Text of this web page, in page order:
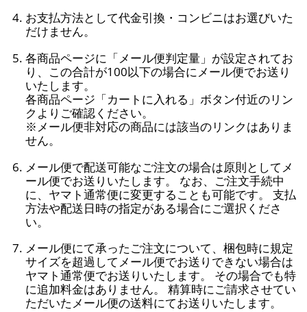
お支払方法として代金引換・コンビニはお選びいた
だけません。
各商品ページに「メール便判定量」が設定されてお
り、この合計が100以下の場合にメール便でお送り
いたします。
各商品ページ「カートに入れる」ボタン付近のリン
クよりご確認ください。
※メール便非対応の商品には該当のリンクはありま
せん。
メール便で配送可能なご注文の場合は原則としてメ
ール便でお送りいたします。 なお、ご注文手続中
に、ヤマト通常便に変更することも可能です。 支払
方法や配送日時の指定がある場合にご選択くださ
い。
メール便にて承ったご注文について、梱包時に規定
サイズを超過してメール便でお送りできない場合は
ヤマト通常便でお送りいたします。 その場合でも特
に追加料金はありません。 精算時にご請求させてい
ただいたメール便の送料にてお送りいたします。